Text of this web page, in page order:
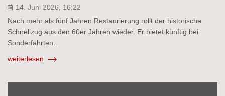
14. Juni 2026, 16:22
Nach mehr als fünf Jahren Restaurierung rollt der historische
Schnellzug aus den 60er Jahren wieder. Er bietet künftig bei
Sonderfahrten…
weiterlesen